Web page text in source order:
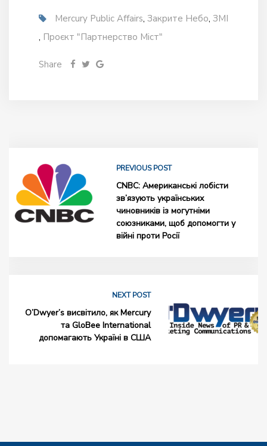
Mercury Public Affairs, Закрите Небо, ЗМІ
, Проєкт "Партнерство Міст"
Share
PREVIOUS POST
CNBC: Американські лобісти
зв’язують українських
чиновників із могутніми
союзниками, щоб допомогти у
війні проти Росії
NEXT POST
O’Dwyer’s висвітило, як Mercury
та GloBee International
допомагають Україні в США